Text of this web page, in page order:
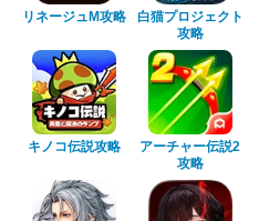
リネージュM攻略
白猫プロジェクト
攻略
キノコ伝説攻略
アーチャー伝説2
攻略